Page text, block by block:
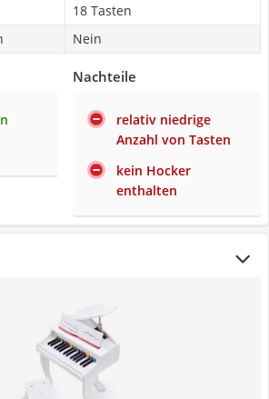
18 Tasten
Nein
Nachteile
relativ niedrige
Anzahl von Tasten
kein Hocker
enthalten